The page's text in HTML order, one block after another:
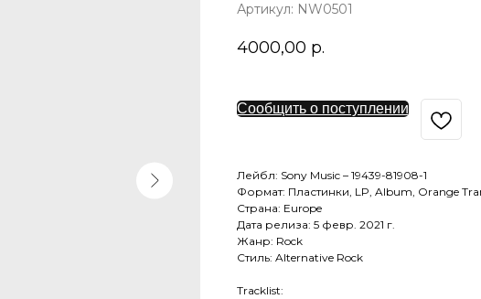
Артикул: NW0501
4000,00 р.
Сообщить о поступлении
Лейбл: Sony Music – 19439-81908-1
Формат: Пластинки, LP, Album, Orange
Страна: Europe
Дата релиза: 5 февр. 2021 г.
Жанр: Rock
Стиль: Alternative Rock
Tracklist: